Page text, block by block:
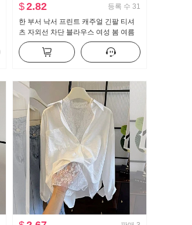
$2.82 등록 수 31
한 부서 낙서 프린트 캐주얼 긴팔 티셔
츠 자외선 차단 블라우스 여성 봄 여름
루즈핏 느긋한 차가운 센스 라운드 넥
맨위